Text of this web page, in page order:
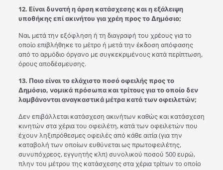
12. Είναι δυνατή η άρση κατάσχεσης και η εξάλειψη
υποθήκης επί ακινήτου για χρέη προς το Δημόσιο;
Ναι, μετά την εξόφληση ή τη διαγραφή του χρέους για το
οποίο επιβλήθηκε το μέτρο ή μετά την έκδοση απόφασης
από το αρμόδιο όργανο με συγκεκριμένους κατά περίπτωση,
όρους αποδέσμευσης.
13. Ποιο είναι το ελάχιστο ποσό οφειλής προς το
Δημόσιο, νομικά πρόσωπα και τρίτους για το οποίο δεν
λαμβάνονται αναγκαστικά μέτρα κατά των οφειλετών;
Δεν επιβάλλεται κατάσχεση ακινήτων καθώς και κατάσχεση
κινητών στα χέρια του οφειλέτη, κατά των οφειλετών που
έχουν ληξιπρόθεσμες οφειλές από κάθε αιτία (για την
καταβολή των οποίων ευθύνεται ως πρωτοφειλέτης,
συνυπόχρεος, εγγυητής κλπ) συνολικού ποσού 500 ευρώ,
πλην του μέτρου της κατάσχεσης στα χέρια τρίτων το οποίο